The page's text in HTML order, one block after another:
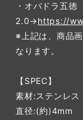
・オバドラ五徳
2.0→https://
※上記は、商品
なります。
【SPEC】
素材:ステンレス
直径:(約)4mm